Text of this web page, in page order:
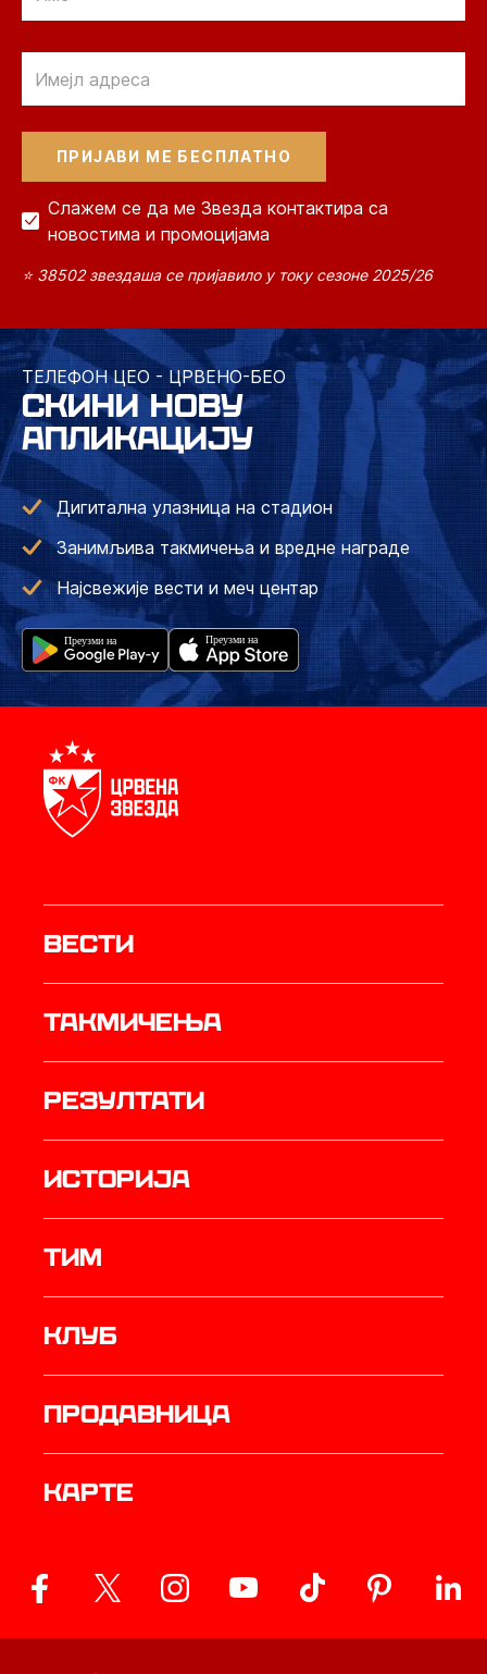
Слажем се да ме Звезда контактира са
новостима и промоцијама
⭐ 38502 звездаша се пријавило у току сезоне 2025/26
ТЕЛЕФОН ЦЕО - ЦРВЕНО-БЕО
СКИНИ НОВУ
АПЛИКАЦИЈУ
Дигитална улазница на стадион
Занимљива такмичења и вредне награде
Најсвежије вести и меч центар
Вести
Такмичења
резултати
историја
ТИМ
Клуб
продавница
Карте